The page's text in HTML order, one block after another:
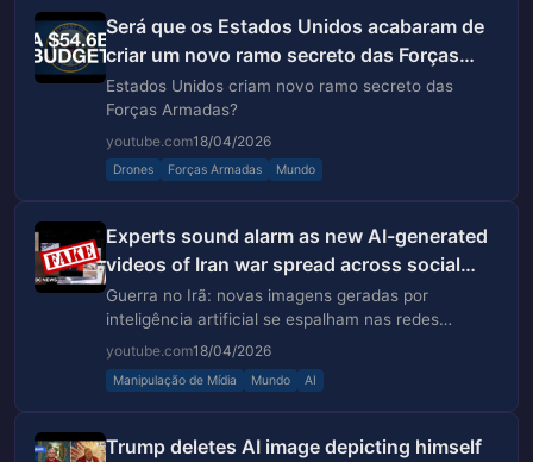
Será que os Estados Unidos acabaram de
criar um novo ramo secreto das Forças
Armadas?
Estados Unidos criam novo ramo secreto das
Forças Armadas?
youtube.com18/04/2026
Drones Forças Armadas Mundo
Experts sound alarm as new AI-generated
videos of Iran war spread across social
media
Guerra no Irã: novas imagens geradas por
inteligência artificial se espalham nas redes
sociais.
youtube.com18/04/2026
Manipulação de Mídia Mundo AI
Trump deletes AI image depicting himself